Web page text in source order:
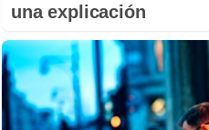
una explicación